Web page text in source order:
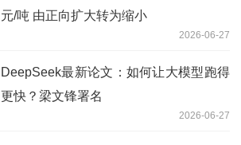
元/吨 由正向扩大转为缩小
2026-06-27
DeepSeek最新论文：如何让大模型跑得
更快？梁文锋署名
2026-06-27